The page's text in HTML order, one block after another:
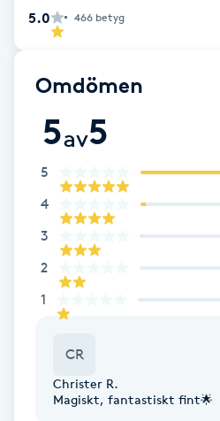
Coachning
Color correction
Cryoterapi
Damklippning
Diamantslipning
5.0 466 betyg
Omdömen
5av5
5
4
3
2
1
CR
Christer R.
Magiskt, fantastiskt fint🌟